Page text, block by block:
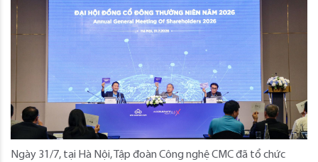
Ngày 31/7, tại Hà Nội, Tập đoàn Công nghệ CMC đã tổ chức